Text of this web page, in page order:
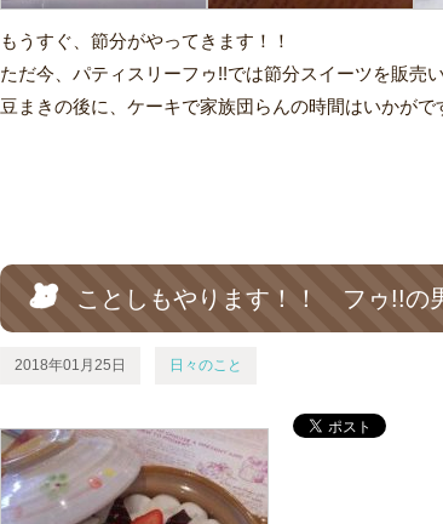
もうすぐ、節分がやってきます！！
ただ今、パティスリーフゥ!!では節分スイーツを販売
豆まきの後に、ケーキで家族団らんの時間はいかがで
ことしもやります！！ フゥ!!の
2018年01月25日 日々のこと